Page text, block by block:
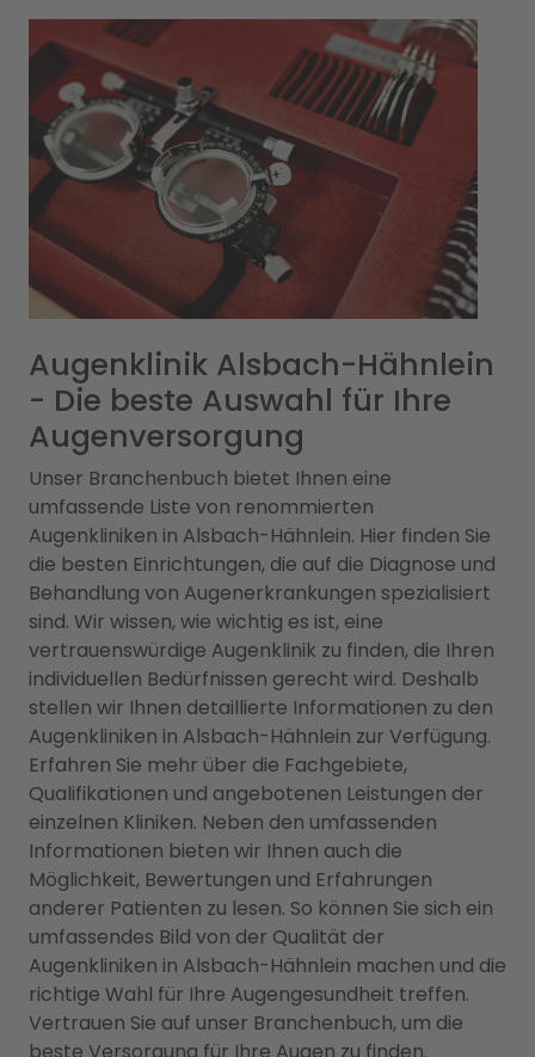
Augenklinik Alsbach-Hähnlein
- Die beste Auswahl für Ihre
Augenversorgung
Unser Branchenbuch bietet Ihnen eine
umfassende Liste von renommierten
Augenkliniken in Alsbach-Hähnlein. Hier finden Sie
die besten Einrichtungen, die auf die Diagnose und
Behandlung von Augenerkrankungen spezialisiert
sind. Wir wissen, wie wichtig es ist, eine
vertrauenswürdige Augenklinik zu finden, die Ihren
individuellen Bedürfnissen gerecht wird. Deshalb
stellen wir Ihnen detaillierte Informationen zu den
Augenkliniken in Alsbach-Hähnlein zur Verfügung.
Erfahren Sie mehr über die Fachgebiete,
Qualifikationen und angebotenen Leistungen der
einzelnen Kliniken. Neben den umfassenden
Informationen bieten wir Ihnen auch die
Möglichkeit, Bewertungen und Erfahrungen
anderer Patienten zu lesen. So können Sie sich ein
umfassendes Bild von der Qualität der
Augenkliniken in Alsbach-Hähnlein machen und die
richtige Wahl für Ihre Augengesundheit treffen.
Vertrauen Sie auf unser Branchenbuch, um die